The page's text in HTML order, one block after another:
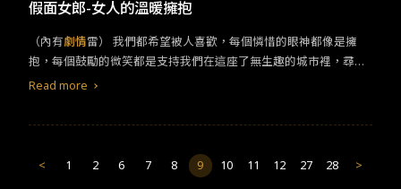
關注。（圖／CJ ENM MOVIE）&nbsp;姜棟元奇幻大作都大賣！為
擺脫既定印象下足功夫
事。&nbsp;當時的政治打壓，韓國選手孫基禎（河正宇 飾），無法
圓「為國家而跑」的夢想。（圖／롯데엔터테인먼트）
假面女郎-女人的溫暖擁抱
（內有劇情雷）​ ​我們都希望被人喜歡，每個憐惜的眼神都像是擁
抱，每個鼓勵的微笑都是支持我們在這座了無生趣的城市裡，尋求
自身希冀的美好願景，能被一個人深深崇拜，彷彿就有了最稀微的
身事外，他們粗暴、直接，也都迅速淪為犧牲的祭品，全劇不到一
半就成為女人與女人爭奪復仇的血淚史，她們有些人能投射彼此心
Read more
< 1 2 6 7 8 9 10 11 12 27 28 >